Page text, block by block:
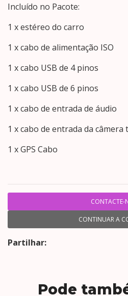
Incluído no Pacote:
1 x estéreo do carro
1 x cabo de alimentação ISO
1 x cabo USB de 4 pinos
1 x cabo USB de 6 pinos
1 x cabo de entrada de áudio
1 x cabo de entrada da câmera
1 x GPS Cabo
CONTACTE-
CONTINUAR A
Partilhar:
Pode